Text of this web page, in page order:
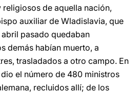
de aquella nación,
auxiliar de Wladislavia, que
pasado quedaban
demás habían muerto, a
trasladados a otro campo. En
el número de 480 ministros
recluidos allí; de los